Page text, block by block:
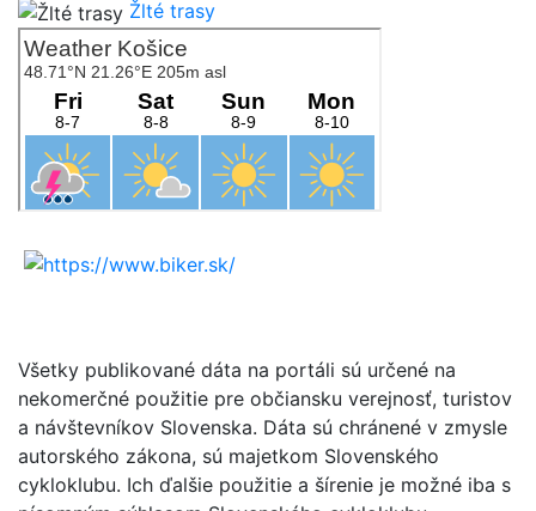
Žlté trasy
Všetky publikované dáta na portáli sú určené na
nekomerčné použitie pre občiansku verejnosť, turistov
a návštevníkov Slovenska. Dáta sú chránené v zmysle
autorského zákona, sú majetkom Slovenského
cykloklubu. Ich ďalšie použitie a šírenie je možné iba s